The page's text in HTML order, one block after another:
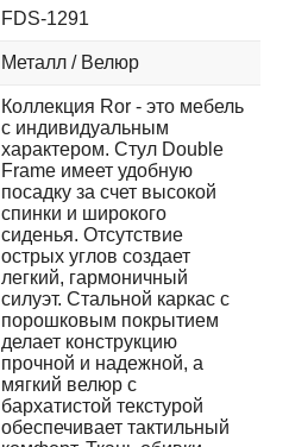
FDS-1291
Металл / Велюр
Коллекция Ror - это мебель
с индивидуальным
характером. Стул Double
Frame имеет удобную
посадку за счет высокой
спинки и широкого
сиденья. Отсутствие
острых углов создает
легкий, гармоничный
силуэт. Стальной каркас с
порошковым покрытием
делает конструкцию
прочной и надежной, а
мягкий велюр с
бархатистой текстурой
обеспечивает тактильный